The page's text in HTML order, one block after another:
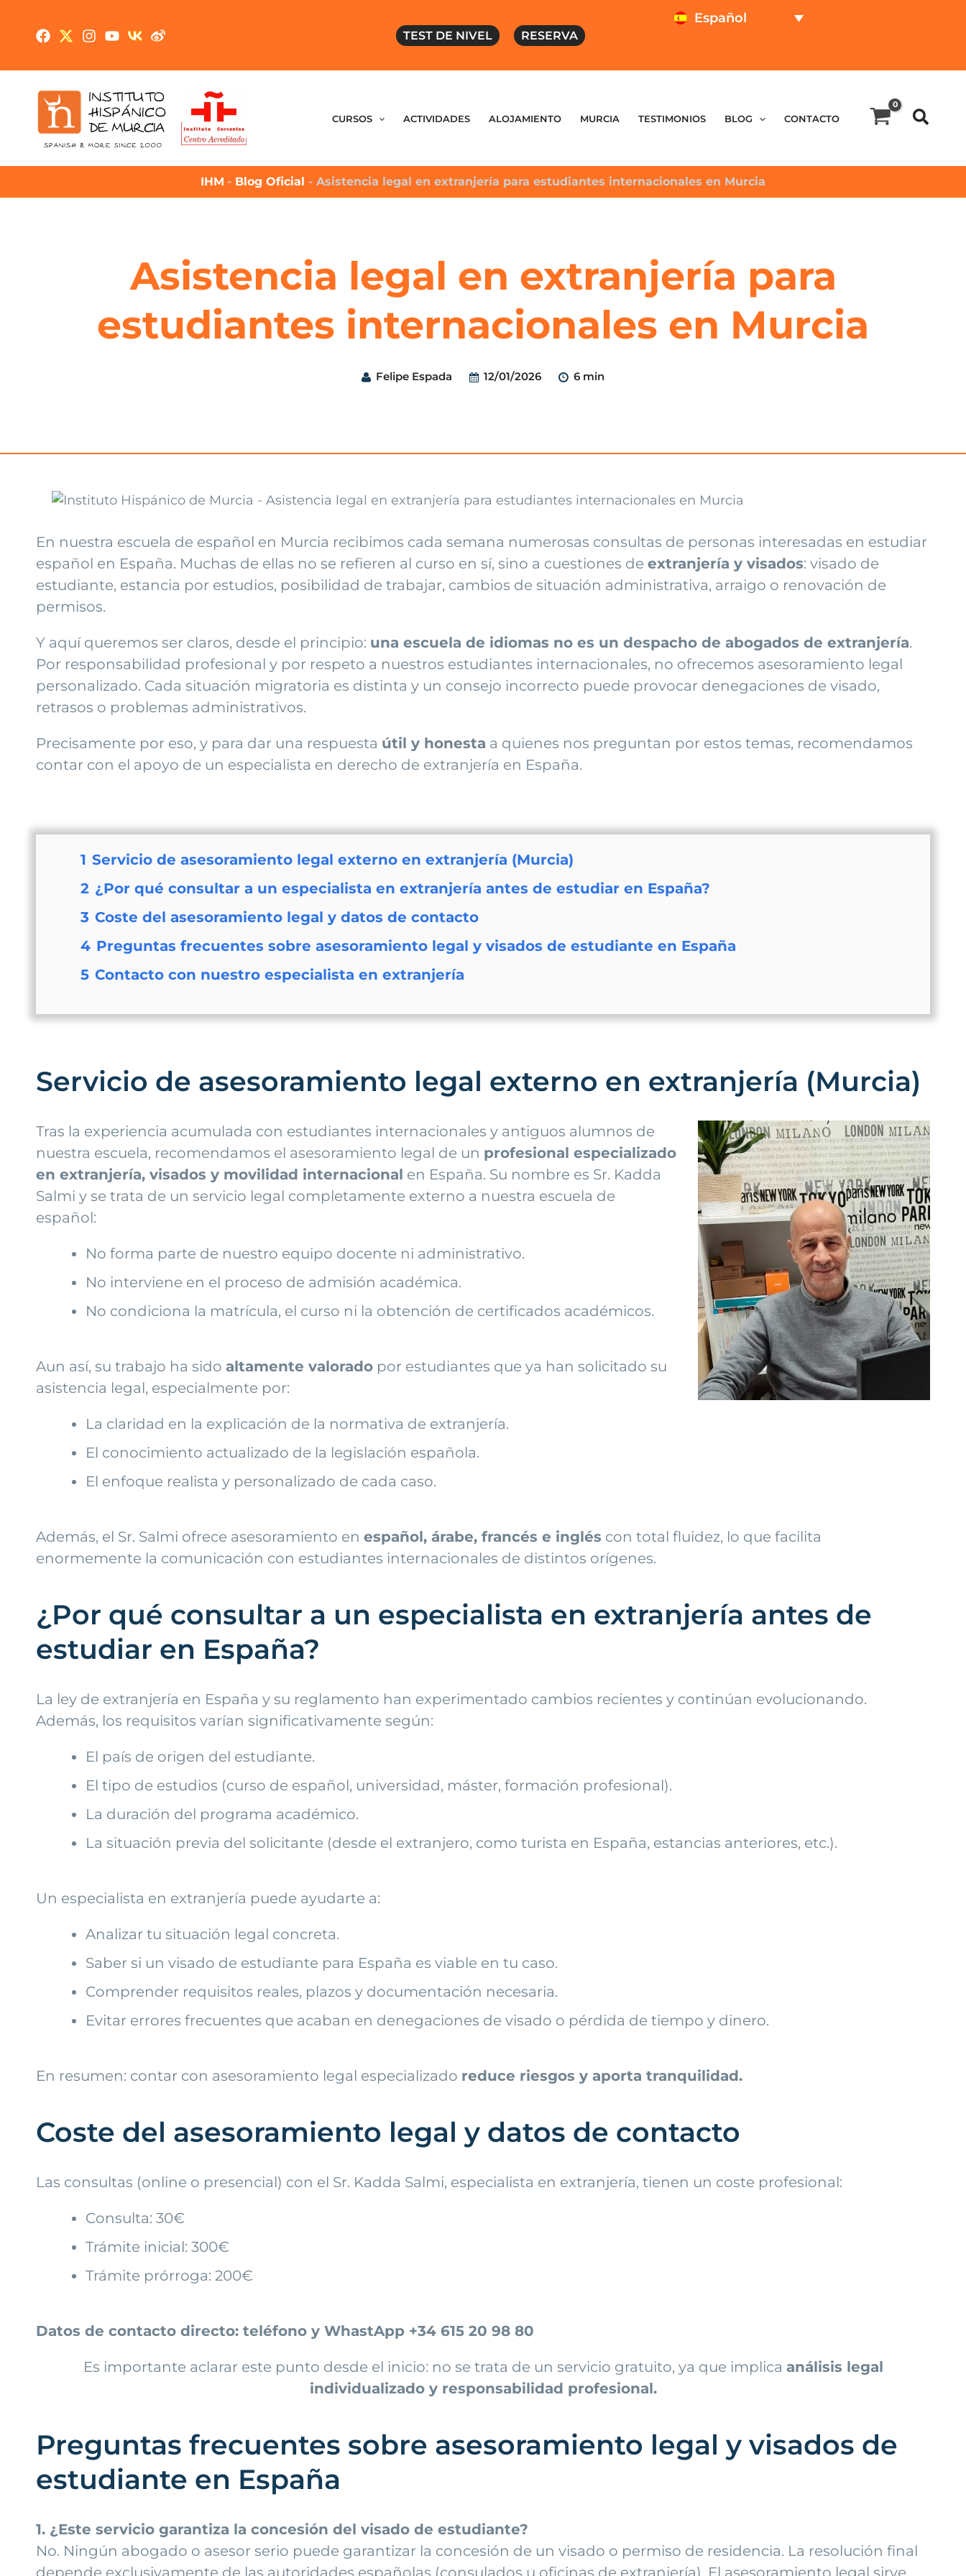
TEST DE NIVEL RESERVA
Español
CURSOS ACTIVIDADES ALOJAMIENTO MURCIA TESTIMONIOS BLOG CONTACTO
IHM - Blog Oficial - Asistencia legal en extranjería para estudiantes internacionales en Murcia
Asistencia legal en extranjería para
estudiantes internacionales en Murcia
Felipe Espada 12/01/2026 6 min
En nuestra escuela de español en Murcia recibimos cada semana numerosas consultas de personas interesadas en estudiar
español en España. Muchas de ellas no se refieren al curso en sí, sino a cuestiones de extranjería y visados: visado de
estudiante, estancia por estudios, posibilidad de trabajar, cambios de situación administrativa, arraigo o renovación de
permisos.
Y aquí queremos ser claros, desde el principio: una escuela de idiomas no es un despacho de abogados de extranjería.
Por responsabilidad profesional y por respeto a nuestros estudiantes internacionales, no ofrecemos asesoramiento legal
personalizado. Cada situación migratoria es distinta y un consejo incorrecto puede provocar denegaciones de visado,
retrasos o problemas administrativos.
Precisamente por eso, y para dar una respuesta útil y honesta a quienes nos preguntan por estos temas, recomendamos
contar con el apoyo de un especialista en derecho de extranjería en España.
1 Servicio de asesoramiento legal externo en extranjería (Murcia)
2 ¿Por qué consultar a un especialista en extranjería antes de estudiar en España?
3 Coste del asesoramiento legal y datos de contacto
4 Preguntas frecuentes sobre asesoramiento legal y visados de estudiante en España
5 Contacto con nuestro especialista en extranjería
Servicio de asesoramiento legal externo en extranjería (Murcia)
Tras la experiencia acumulada con estudiantes internacionales y antiguos alumnos de
nuestra escuela, recomendamos el asesoramiento legal de un profesional especializado
en extranjería, visados y movilidad internacional en España. Su nombre es Sr. Kadda
Salmi y se trata de un servicio legal completamente externo a nuestra escuela de
español:
No forma parte de nuestro equipo docente ni administrativo.
No interviene en el proceso de admisión académica.
No condiciona la matrícula, el curso ni la obtención de certificados académicos.
Aun así, su trabajo ha sido altamente valorado por estudiantes que ya han solicitado su
asistencia legal, especialmente por:
La claridad en la explicación de la normativa de extranjería.
El conocimiento actualizado de la legislación española.
El enfoque realista y personalizado de cada caso.
Además, el Sr. Salmi ofrece asesoramiento en español, árabe, francés e inglés con total fluidez, lo que facilita
enormemente la comunicación con estudiantes internacionales de distintos orígenes.
¿Por qué consultar a un especialista en extranjería antes de
estudiar en España?
La ley de extranjería en España y su reglamento han experimentado cambios recientes y continúan evolucionando.
Además, los requisitos varían significativamente según:
El país de origen del estudiante.
El tipo de estudios (curso de español, universidad, máster, formación profesional).
La duración del programa académico.
La situación previa del solicitante (desde el extranjero, como turista en España, estancias anteriores, etc.).
Un especialista en extranjería puede ayudarte a:
Analizar tu situación legal concreta.
Saber si un visado de estudiante para España es viable en tu caso.
Comprender requisitos reales, plazos y documentación necesaria.
Evitar errores frecuentes que acaban en denegaciones de visado o pérdida de tiempo y dinero.
En resumen: contar con asesoramiento legal especializado reduce riesgos y aporta tranquilidad.
Coste del asesoramiento legal y datos de contacto
Las consultas (online o presencial) con el Sr. Kadda Salmi, especialista en extranjería, tienen un coste profesional:
Consulta: 30€
Trámite inicial: 300€
Trámite prórroga: 200€
Datos de contacto directo: teléfono y WhastApp +34 615 20 98 80
Es importante aclarar este punto desde el inicio: no se trata de un servicio gratuito, ya que implica análisis legal
individualizado y responsabilidad profesional.
Preguntas frecuentes sobre asesoramiento legal y visados de
estudiante en España
1. ¿Este servicio garantiza la concesión del visado de estudiante?
No. Ningún abogado o asesor serio puede garantizar la concesión de un visado o permiso de residencia. La resolución final